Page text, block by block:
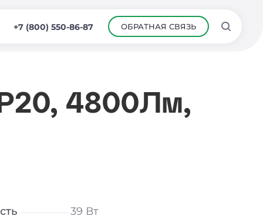
+7 (800) 550-86-87 ОБРАТНАЯ СВЯЗЬ
4800Лм,
39 Вт